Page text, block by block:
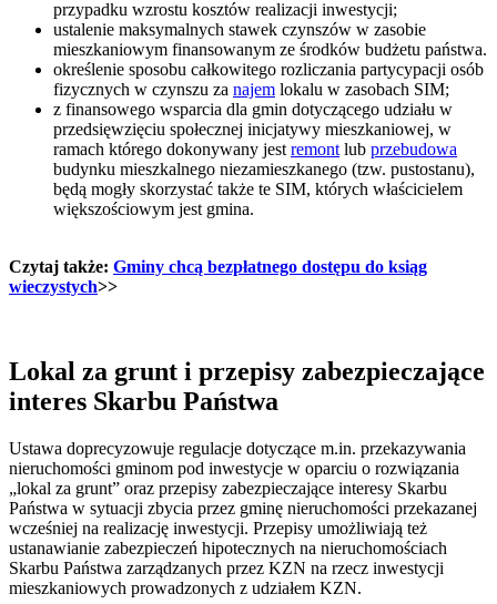
przypadku wzrostu kosztów realizacji inwestycji;
ustalenie maksymalnych stawek czynszów w zasobie
mieszkaniowym finansowanym ze środków budżetu państwa.
określenie sposobu całkowitego rozliczania partycypacji osób
fizycznych w czynszu za najem lokalu w zasobach SIM;
z finansowego wsparcia dla gmin dotyczącego udziału w
przedsięwzięciu społecznej inicjatywy mieszkaniowej, w
ramach którego dokonywany jest remont lub przebudowa
budynku mieszkalnego niezamieszkanego (tzw. pustostanu),
będą mogły skorzystać także te SIM, których właścicielem
większościowym jest gmina.
Czytaj także: Gminy chcą bezpłatnego dostępu do ksiąg
wieczystych>>
Lokal za grunt i przepisy zabezpieczające
interes Skarbu Państwa
Ustawa doprecyzowuje regulacje dotyczące m.in. przekazywania
nieruchomości gminom pod inwestycje w oparciu o rozwiązania
„lokal za grunt” oraz przepisy zabezpieczające interesy Skarbu
Państwa w sytuacji zbycia przez gminę nieruchomości przekazanej
wcześniej na realizację inwestycji. Przepisy umożliwiają też
ustanawianie zabezpieczeń hipotecznych na nieruchomościach
Skarbu Państwa zarządzanych przez KZN na rzecz inwestycji
mieszkaniowych prowadzonych z udziałem KZN.